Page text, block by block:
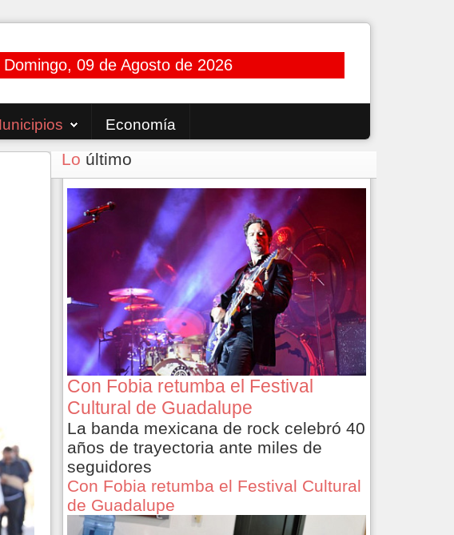
Domingo, 09 de Agosto de 2026
Economía
Lo último
Con Fobia retumba el Festival
Cultural de Guadalupe
La banda mexicana de rock celebró 40
años de trayectoria ante miles de
seguidores
Con Fobia retumba el Festival Cultural
de Guadalupe